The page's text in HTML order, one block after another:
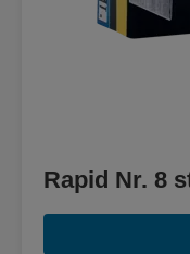
Rapid Nr. 8